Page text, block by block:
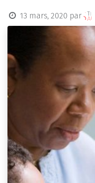
13 mars, 2020 par